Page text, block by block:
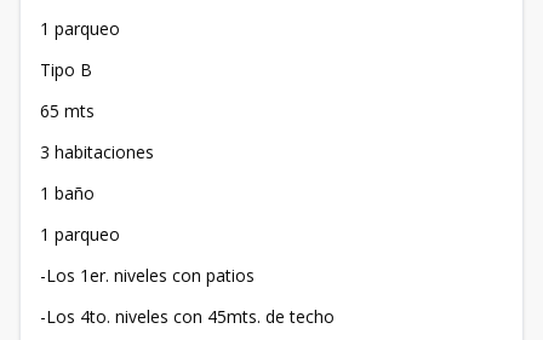
1 parqueo
Tipo B
65 mts
3 habitaciones
1 baño
1 parqueo
-Los 1er. niveles con patios
-Los 4to. niveles con 45mts. de techo